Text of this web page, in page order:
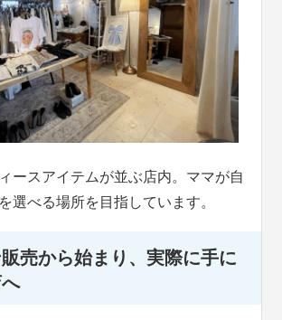
ースアイテムが並ぶ店内。ママが自
選べる場所を目指しています。
売から始まり、実際に手に